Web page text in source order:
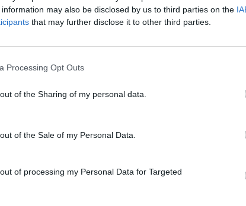
may also be disclosed by us to third parties on the
that may further disclose it to other third parties.
Processing Opt Outs
of the Sharing of my personal data.
of the Sale of my Personal Data.
of processing my Personal Data for Targeted
sutrikimų pasekmes, daugelis jų